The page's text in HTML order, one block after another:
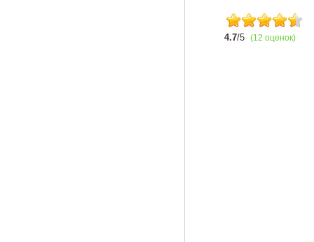
4.7/5 (12 оценок)